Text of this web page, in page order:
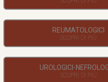
REUMATOLOGICI
UROLOGICI-